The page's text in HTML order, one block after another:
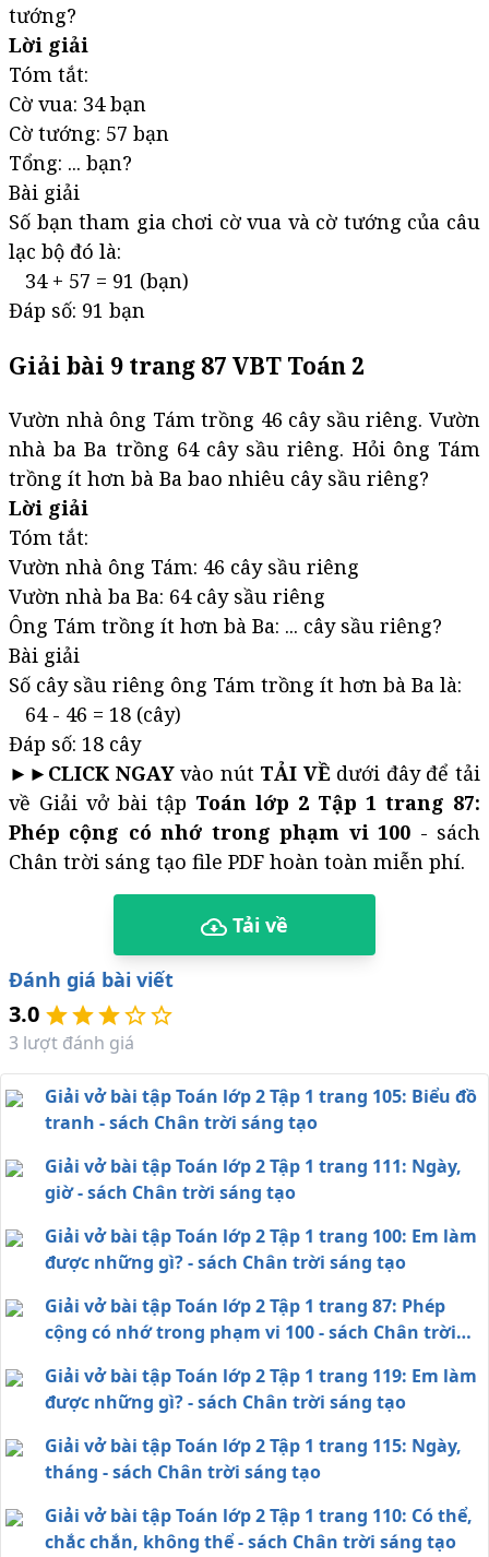
tướng?
Lời giải
Tóm tắt:
Cờ vua: 34 bạn
Cờ tướng: 57 bạn
Tổng: ... bạn?
Bài giải
Số bạn tham gia chơi cờ vua và cờ tướng của câu
lạc bộ đó là:
34 + 57 = 91 (bạn)
Đáp số: 91 bạn
Giải bài 9 trang 87 VBT Toán 2
Vườn nhà ông Tám trồng 46 cây sầu riêng. Vườn
nhà ba Ba trồng 64 cây sầu riêng. Hỏi ông Tám
trồng ít hơn bà Ba bao nhiêu cây sầu riêng?
Lời giải
Tóm tắt:
Vườn nhà ông Tám: 46 cây sầu riêng
Vườn nhà ba Ba: 64 cây sầu riêng
Ông Tám trồng ít hơn bà Ba: ... cây sầu riêng?
Bài giải
Số cây sầu riêng ông Tám trồng ít hơn bà Ba là:
64 - 46 = 18 (cây)
Đáp số: 18 cây
►► CLICK NGAYvào nút TẢI VỀdưới đây để tải
về Giải vở bài tập Toán lớp 2 Tập 1 trang 87:
Phép cộng có nhớ trong phạm vi 100 - sách
Chân trời sáng tạo file PDF hoàn toàn miễn phí.
Tải về
Đánh giá bài viết
3.0
3 lượt đánh giá
Giải vở bài tập Toán lớp 2 Tập 1 trang 105: Biểu đồ
tranh - sách Chân trời sáng tạo
Giải vở bài tập Toán lớp 2 Tập 1 trang 111: Ngày,
giờ - sách Chân trời sáng tạo
Giải vở bài tập Toán lớp 2 Tập 1 trang 100: Em làm
được những gì? - sách Chân trời sáng tạo
Giải vở bài tập Toán lớp 2 Tập 1 trang 87: Phép
cộng có nhớ trong phạm vi 100 - sách Chân trời
Giải vở bài tập Toán lớp 2 Tập 1 trang 119: Em làm
được những gì? - sách Chân trời sáng tạo
Giải vở bài tập Toán lớp 2 Tập 1 trang 115: Ngày,
tháng - sách Chân trời sáng tạo
Giải vở bài tập Toán lớp 2 Tập 1 trang 110: Có thể,
chắc chắn, không thể - sách Chân trời sáng tạo